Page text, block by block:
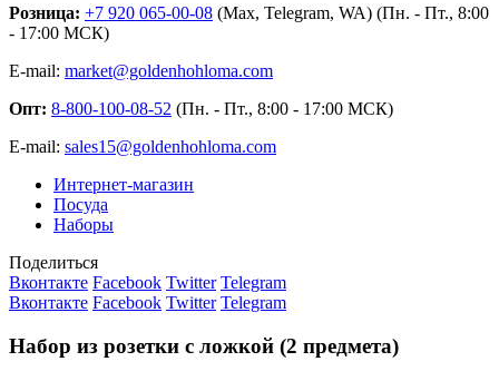
Розница: +7 920 065-00-08 (Max, Telegram, WA) (Пн. - Пт., 8:00
- 17:00 МСК)
E-mail: market@goldenhohloma.com
Опт: 8-800-100-08-52 (Пн. - Пт., 8:00 - 17:00 МСК)
E-mail: sales15@goldenhohloma.com
Интернет-магазин
Посуда
Наборы
Поделиться
Вконтакте Facebook Twitter Telegram
Вконтакте Facebook Twitter Telegram
Набор из розетки с ложкой (2 предмета)